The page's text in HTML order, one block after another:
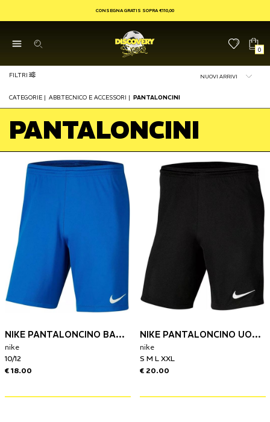
CONSEGNA GRATIS SOPRA €110,00
0
FILTRI
CATEGORIE | ABB.TECNICO E ACCESSORI | PANTALONCINI
PANTALONCINI
NIKE PANTALONCINO BAMBINO PARK III
nike
10/12
€ 18.00
NIKE PANTALONCINO UOMO PARK III
nike
S M L XXL
€ 20.00